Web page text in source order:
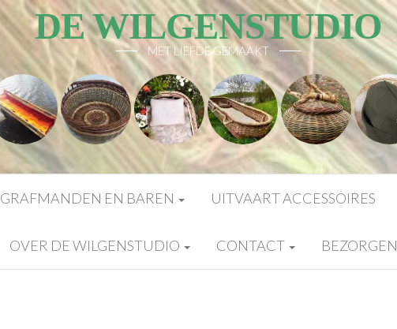
DE WILGENSTUDIO
MET LIEFDE GEMAAKT
GRAFMANDEN EN BAREN UITVAART ACCESSOIRES
OVER DE WILGENSTUDIO CONTACT BEZORGEN